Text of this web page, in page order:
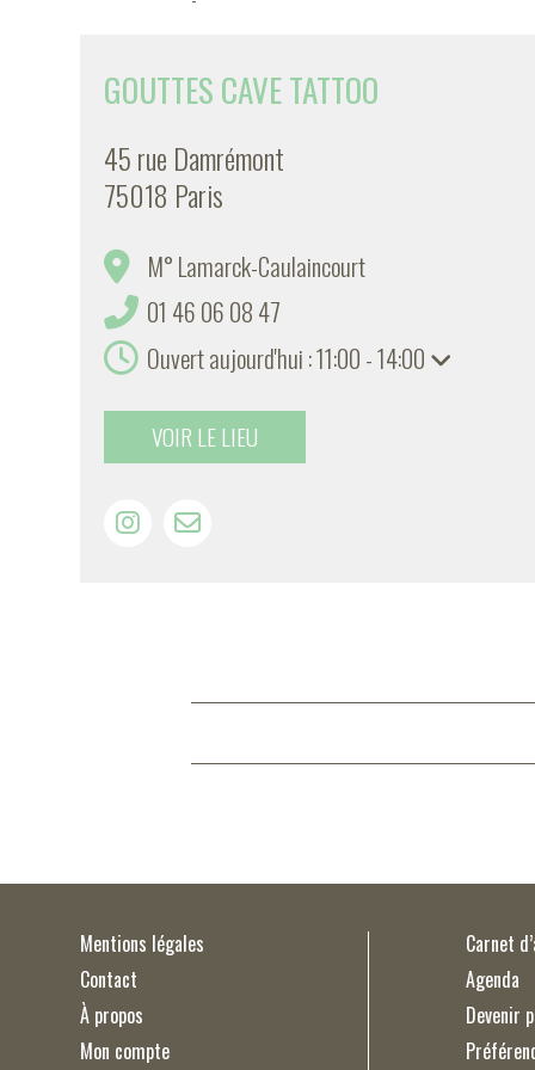
GOUTTES CAVE TATTOO
45 rue Damrémont
75018 Paris
M° Lamarck-Caulaincourt
01 46 06 08 47
Ouvert aujourd'hui : 11:00 - 14:00
VOIR LE LIEU
Mentions légales
Contact
À propos
Mon compte
Carnet
Agenda
Devenir